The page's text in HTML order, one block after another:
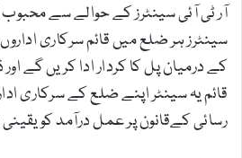
آر ٹی آئی سینٹرز کے حوالے سے محبوب
سینٹرز ہر ضلع میں قائم سرکاری
کے درمیان پل کا کردار ادا کریں گے
قائم یہ سینٹر اپنے ضلع کے سرکاری
رسائی کےقانون پر عمل درآمد کو